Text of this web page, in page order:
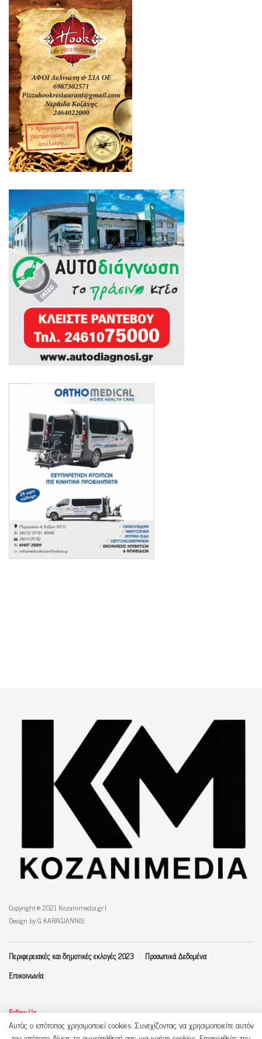
Copyright © 2021 Kozanimedia.gr |
Design by G KARAGIANNIS
Περιφερειακές και δημοτικές εκλογές 2023
Προσωπικά Δεδομένα
Επικοινωνία
Follow Us
Αυτός ο ιστότοπος χρησιμοποιεί cookies. Συνεχίζοντας να χρησιμοποιείτε αυτόν